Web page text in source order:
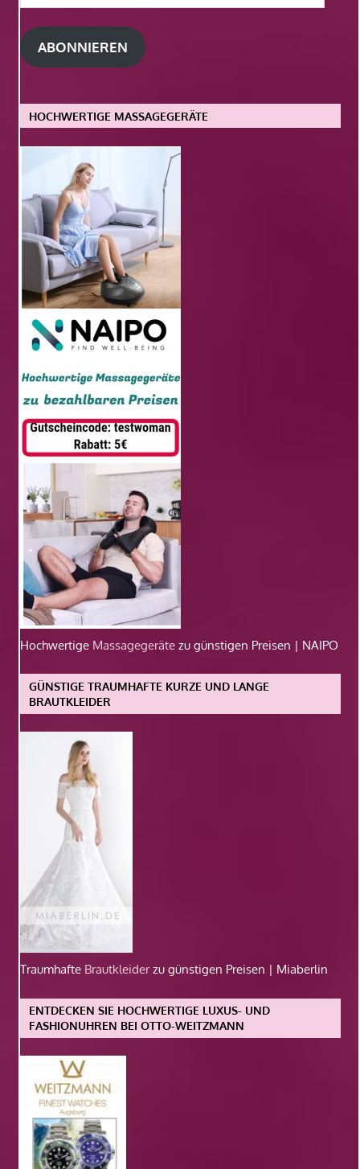
Mail-
Adresse
ABONNIEREN
HOCHWERTIGE MASSAGEGERÄTE
Hochwertige Massagegeräte zu günstigen Preisen | NAIPO
GÜNSTIGE TRAUMHAFTE KURZE UND LANGE
BRAUTKLEIDER
Traumhafte Brautkleiderzu günstigen Preisen | Miaberlin
ENTDECKEN SIE HOCHWERTIGE LUXUS- UND
FASHIONUHREN BEI OTTO-WEITZMANN